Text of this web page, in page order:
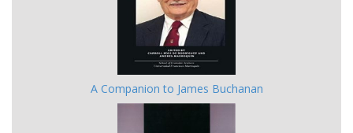
A Companion to James Buchanan